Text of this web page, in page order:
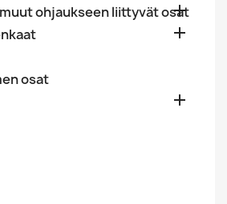
ohjaukseen liittyvät osat


osat
